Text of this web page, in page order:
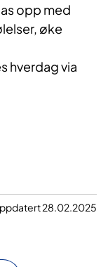
opp med
øke
hverdag via
28.02.2025